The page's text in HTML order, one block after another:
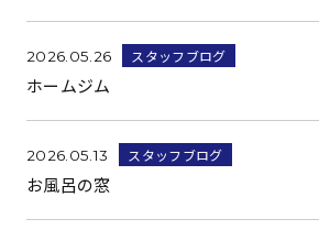
2026.05.26 スタッフブログ
ホームジム
2026.05.13 スタッフブログ
お風呂の窓